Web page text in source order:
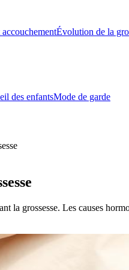
accouchementÉvolution de la
des enfantsMode de garde
la grossesse. Les causes